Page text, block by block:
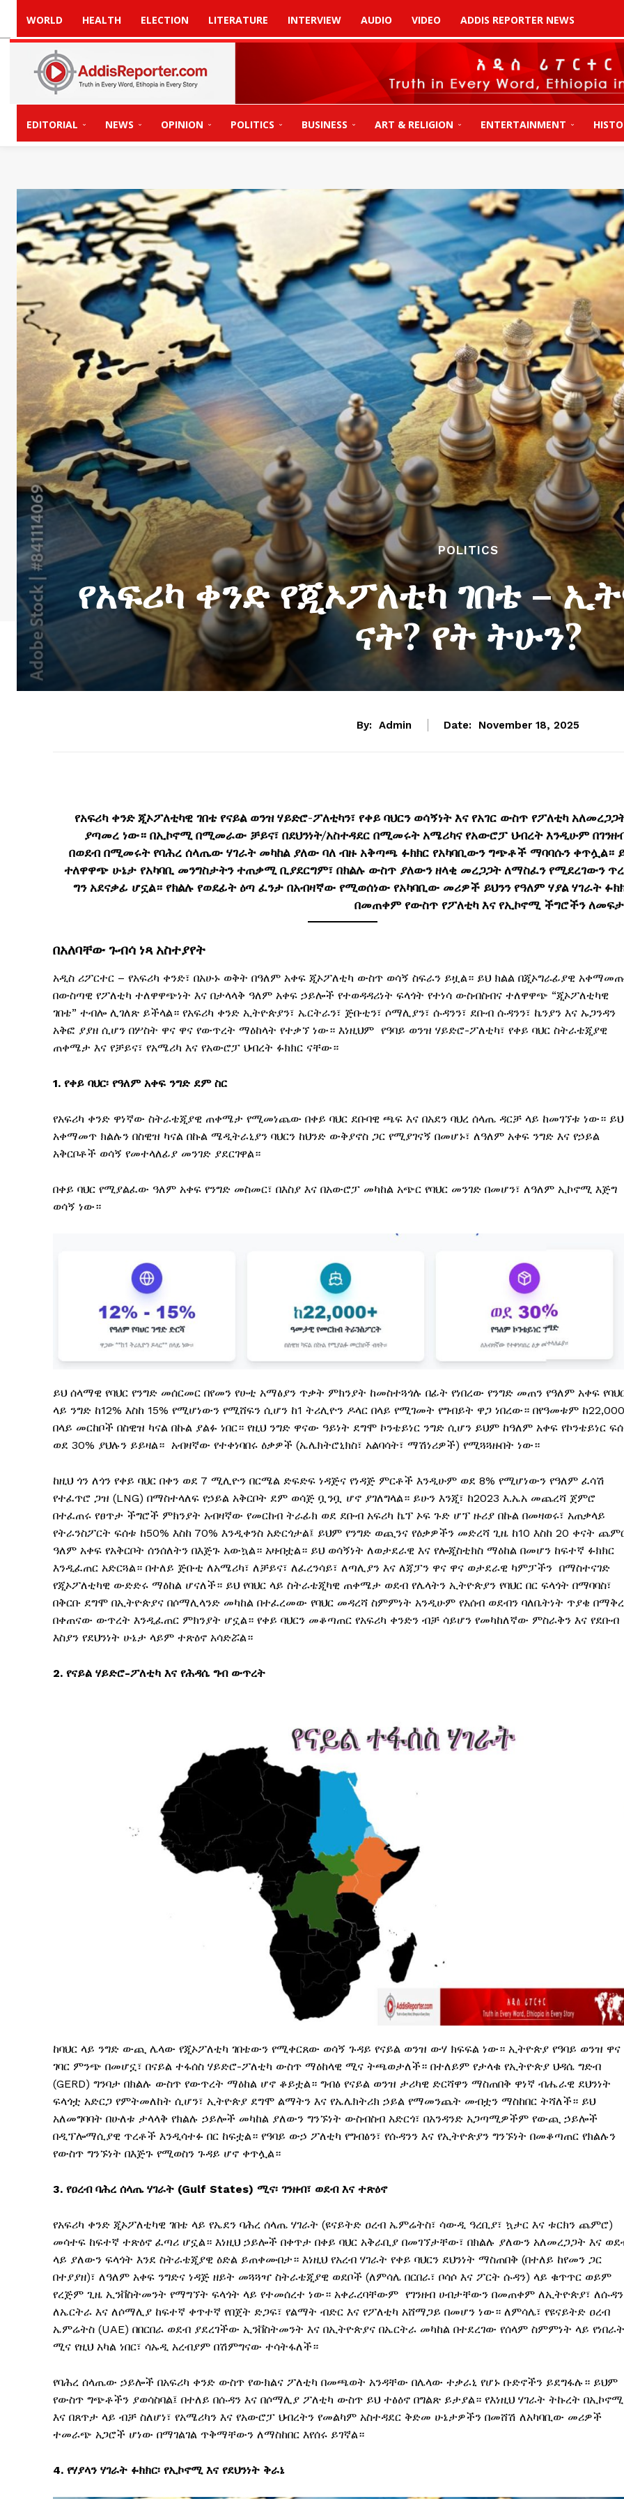
WORLD HEALTH ELECTION LITERATURE INTERVIEW AUDIO VIDEO ADDIS REPORTER NEWS
EDITORIAL NEWS OPINION POLITICS BUSINESS ART & RELIGION ENTERTAINMENT
POLITICS
የአፍሪካ ቀንድ የጂኦፖለቲካ ገበቴ –
ናት? የት ትሁን?
By: Admin Date: November 18, 2025
የአፍሪካ ቀንድ ጂኦፖለቲካዊ ገበቴ የናይል ወንዝ ሃይድሮ-ፖለቲካን፣ የቀይ ባህርን ወሳኝነት እና የአገር ውስጥ የፖለቲካ
ያጣመረ ነው። በኢኮኖሚ በሚመራው ቻይና፣ በደህንነት/አስተዳደር በሚመሩት አሜሪካና የአውሮፓ ህብረት እንዲሁም
በወደብ በሚመሩት የባሕረ ሰላጤው ሃገራት መካከል ያለው ባለ ብዙ አቅጣጫ ፉክክር የአካባቢውን ግጭቶች ማባባሱን ቀጥሏል።
ተለዋዋጭ ሁኔታ የአካባቢ መንግስታትን ተጠቃሚ ቢያደርግም፣ በክልሉ ውስጥ ያለውን ዘላቂ መረጋጋት ለማስፈን የሚደረገውን
ግን አደናቃፊ ሆኗል። የክልሉ የወደፊት ዕጣ ፈንታ በአብዛኛው የሚወሰነው የአካባቢው መሪዎች ይህንን የዓለም ሃያል ሃገራት
በመጠቀም የውስጥ የፖለቲካ እና የኢኮኖሚ ችግሮችን
በአለባቸው ጉብሳ ነጻ አስተያየት
አዲስ ሪፖርተር – የአፍሪካ ቀንድ፣ በአሁኑ ወቅት በዓለም አቀፍ ጂኦፖለቲካ ውስጥ ወሳኝ ስፍራን ይዟል። ይህ ክልል በጂኦግራፊያዊ
በውስጣዊ የፖለቲካ ተለዋዋጭነት እና በታላላቅ ዓለም አቀፍ ኃይሎች የተወዳዳሪነት ፍላጎት የተነሳ ውስብስብና ተለዋዋጭ “ጂኦፖለቲካዊ
ገበቴ” ተብሎ ሊገለጽ ይችላል። የአፍሪካ ቀንድ ኢትዮጵያን፣ ኤርትራን፣ ጅቡቲን፣ ሶማሊያን፣ ሱዳንን፣ ደቡብ ሱዳንን፣ ኬንያን እና ኡጋንዳን
አቅፎ ያያዘ ሲሆን በሦስት ዋና ዋና የውጥረት ማዕከላት የተቃኘ ነው። እነዚህም የዓባይ ወንዝ ሃይድሮ-ፖለቲካ፣ የቀይ ባህር ስትራቴጂያዊ
ጠቀሜታ እና የቻይና፣ የአሜሪካ እና የአውሮፓ ህብረት ፉክክር ናቸው።
1. የቀይ ባህር፡ የዓለም አቀፍ ንግድ ደም ስር
የአፍሪካ ቀንድ ዋነኛው ስትራቴጂያዊ ጠቀሜታ የሚመነጨው በቀይ ባህር ደቡባዊ ጫፍ እና በአደን ባህረ ሰላጤ ዳርቻ ላይ ከመገኘቱ ነው። ይህ
አቀማመጥ ክልሉን በስዊዝ ካናል በኩል ሜዲትራኒያን ባህርን ከህንድ ውቅያኖስ ጋር የሚያገናኝ በመሆኑ፣ ለዓለም አቀፍ ንግድ እና የኃይል
አቅርቦቶች ወሳኝ የመተላለፊያ መንገድ ያደርገዋል።
በቀይ ባህር የሚያልፈው ዓለም አቀፍ የንግድ መስመር፣ በእስያ እና በአውሮፓ መካከል አጭር የባህር መንገድ በመሆን፣ ለዓለም ኢኮኖሚ እጅግ
ወሳኝ ነው።
ይህ ሰላማዊ የባህር የንግድ መሰርመር በየመን የሁቲ አማፅያን ጥቃት ምክንያት ከመስተጓጎሉ በፊት የነበረው የንግድ መጠን የዓለም አቀፍ
ላይ ንግድ ከ12% እስከ 15% የሚሆነውን የሚሸፍን ሲሆን ከ1 ትሪሊዮን ዶላር በላይ የሚገመት የግብይት ዋጋ ነበረው። በየዓመቱም ከ22,000
በላይ መርከቦች በስዊዝ ካናል በኩል ያልፉ ነበር። የዚህ ንግድ ዋናው ዓይነት ደግሞ ኮንቴይነር ንግድ ሲሆን ይህም ከዓለም አቀፍ የኮንቴይነር
ወደ 30% ያህሉን ይይዛል። አብዛኛው የተቀነባበሩ ዕቃዎች (ኤሌክትሮኒክስ፣ አልባሳት፣ ማሽነሪዎች) የሚጓጓዙበት ነው።
ከዚህ ጎን ለጎን የቀይ ባህር በቀን ወደ 7 ሚሊዮን በርሜል ድፍድፍ ነዳጅና የነዳጅ ምርቶች እንዲሁም ወደ 8% የሚሆነውን የዓለም ፈሳሽ
የተፈጥሮ ጋዝ (LNG) በማስተላለፍ የኃይል አቅርቦት ደም ወሳጅ ቧንቧ ሆኖ ያገለግላል። ይሁን እንጂ፣ ከ2023 እ.ኤአ መጨረሻ ጀምሮ
በተፈጠሩ የፀጥታ ችግሮች ምክንያት አብዛኛው የመርከብ ትራፊክ ወደ ደቡብ አፍሪካ ኬፕ ኦፍ ጉድ ሆፕ ዙሪያ በኩል በመዛወሩ፣ አጠቃላይ
የትራንስፖርት ፍሰቱ ከ50% እስከ 70% እንዲቀንስ አድርጎታል፤ ይህም የንግድ ወጪንና የዕቃዎችን መድረሻ ጊዜ ከ10 እስከ 20 ቀናት
ዓለም አቀፍ የአቅርቦት ሰንሰለትን በእጅጉ አውኳል። አዛብቷል። ይህ ወሳኝነት ለወታደራዊ እና የሎጂስቲክስ ማዕከል በመሆን ከፍተኛ ፉክክር
እንዲፈጠር አድርጓል። በተለይ ጅቡቲ ለአሜሪካ፣ ለቻይና፣ ለፈረንሳይ፣ ለጣሊያን እና ለጃፓን ዋና ዋና ወታደራዊ ካምፓችን በማስተናገድ
የጂኦፖለቲካዊ ውድድሩ ማዕከል ሆናለች። ይህ የባህር ላይ ስትራቴጂካዊ ጠቀሜታ ወደብ የሌላትን ኢትዮጵያን የባህር በር ፍላጎት በማባባስ፣
በቅርቡ ደግሞ በኢትዮጵያና በሶማሊላንድ መካከል በተፈረመው የባህር መዳረሻ ስምምነት አንዲሁም የአሰብ ወደብን ባለቤትነት ጥያቄ
በቀጠናው ውጥረት እንዲፈጠር ምክንያት ሆኗል። የቀይ ባህርን መቆጣጠር የአፍሪካ ቀንድን ብቻ ሳይሆን የመካከለኛው ምስራቅን እና የደቡብ
እስያን የደህንነት ሁኔታ ላይም ተጽዕኖ አሳድሯል።
2. የናይል ሃይድሮ-ፖለቲካ እና የሕዳሴ ግብ ውጥረት
ከባህር ላይ ንግድ ውጪ ሌላው የጂኦፖለቲካ ገበቴውን የሚቀርጸው ወሳኝ ጉዳይ የናይል ወንዝ ውሃ ክፍፍል ነው። ኢትዮጵያ የዓባይ ወንዝ ዋና
ገባር ምንጭ በመሆኗ፣ በናይል ተፋሰስ ሃይድሮ-ፖለቲካ ውስጥ ማዕከላዊ ሚና ትጫወታለች። በተለይም የታላቁ የኢትዮጵያ ህዳሴ ግድብ
(GERD) ግንባታ በክልሉ ውስጥ የውጥረት ማዕከል ሆኖ ቆይቷል። ግብፅ የናይል ወንዝ ታሪካዊ ድርሻዋን ማስጠበቅ ዋነኛ ብሔራዊ ደህንነት
ፍላጎቷ አድርጋ የምትመለከት ሲሆን፣ ኢትዮጵያ ደግሞ ልማትን እና የኤሌክትሪክ ኃይል የማመንጨት መብቷን ማስከበር ትሻለች። ይህ
አለመግባባት በሁለቱ ታላላቅ የክልሉ ኃይሎች መካከል ያለውን ግንኙነት ውስብስብ አድርጎ፣ በአንዳንድ አጋጣሚዎችም የውጪ ኃይሎች
በዲፕሎማሲያዊ ጥረቶች እንዲሳተፉ በር ከፍቷል። የዓባይ ውኃ ፖለቲካ የግብፅን፣ የሱዳንን እና የኢትዮጵያን ግንኙነት በመቆጣጠር የክልሉን
የውስጥ ግንኙነት በእጅጉ የሚወስን ጉዳይ ሆኖ ቀጥሏል።
3. የዐረብ ባሕረ ሰላጤ ሃገራት (Gulf States) ሚና፡ ገንዘብ፣ ወደብ እና ተጽዕኖ
የአፍሪካ ቀንድ ጂኦፖለቲካዊ ገበቴ ላይ የኤደን ባሕረ ሰላጤ ሃገራት (ዩናይትድ ዐረብ ኤምሬትስ፣ ሳውዲ ዓረቢያ፣ ኳታር እና ቱርክን ጨምሮ)
መሳተፍ ከፍተኛ ተጽዕኖ ፈጣሪ ሆኗል። እነዚህ ኃይሎች በቀጥታ በቀይ ባህር አቅራቢያ በመገኘታቸው፣ በክልሉ ያለውን አለመረጋጋት እና
ላይ ያለውን ፍላጎት እንደ ስትራቴጂያዊ ዕድል ይጠቀሙበታ። እነዚህ የአረብ ሃገራት የቀይ ባህርን ደህንነት ማስጠበቅ (በተለይ ከየመን ጋር
በተያያዘ)፣ ለዓለም አቀፍ ንግድና ነዳጅ ዘይት መጓጓዣ ስትራቴጂያዊ ወደቦች (ለምሳሌ በርበራ፣ ቦሳሶ እና ፖርት ሱዳን) ላይ ቁጥጥር ወይም
የረጅም ጊዜ ኢንቨስትመንት የማግኘት ፍላጎት ላይ የተመሰረተ ነው። አቀራረባቸውም የገንዘብ ሀብታቸውን በመጠቀም ለኢትዮጵያ፣
ለኤርትራ እና ለሶማሊያ ከፍተኛ ቀጥተኛ የበጀት ድጋፍ፣ የልማት ብድር እና የፖለቲካ አሸማጋይ በመሆን ነው። ለምሳሌ፣ የዩናይትድ ዐረብ
ኤምሬትስ (UAE) በበርበራ ወደብ ያደረገችው ኢንቨስትመንት እና በኢትዮጵያና በኤርትራ መካከል በተደረገው የሰላም ስምምነት ላይ የነበራት
ሚና የዚህ አካል ነበር፣ ሳኡዲ አረብያም በሽምግናው ተሳትፋለች።
የባሕረ ሰላጤው ኃይሎች በአፍሪካ ቀንድ ውስጥ የውክልና ፖለቲካ በመጫወት አንዳቸው በሌላው ተቃራኒ የሆኑ ቡድኖችን ይደግፋሉ። ይህም
የውስጥ ግጭቶችን ያወሳስባል፤ በተለይ በሱዳን እና በሶማሊያ ፖለቲካ ውስጥ ይህ ተፅዕኖ በግልጽ ይታያል። የእነዚህ ሃገራት ትኩረት በኢኮኖሚ
እና በጸጥታ ላይ ብቻ ስለሆነ፣ የአሜሪካን እና የአውሮፓ ህብረትን የመልካም አስተዳደር ቅድመ ሁኔታዎችን በመሸሽ ለአካባቢው መሪዎች
ተመራጭ አጋሮች ሆነው በማገልገል ጥቅማቸውን ለማስከበር እየሰሩ ይገኛል።
4. የሃያላን ሃገራት ፉክክር፡ የኢኮኖሚ እና የደህንነት ቅራኔ